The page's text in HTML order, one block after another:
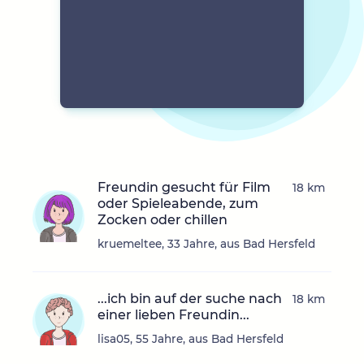
Freundin gesucht für Film
oder Spieleabende, zum
Zocken oder chillen
kruemeltee, 33 Jahre, aus Bad Hersfeld
18 km
...ich bin auf der suche nach
einer lieben Freundin...
lisa05, 55 Jahre, aus Bad Hersfeld
18 km